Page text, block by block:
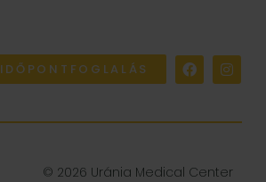
IDŐPONTFOGLALÁS
© 2026 Uránia Medical Center